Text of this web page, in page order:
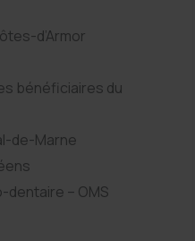
d’Armor
bénéficiaires du
de-Marne
– OMS